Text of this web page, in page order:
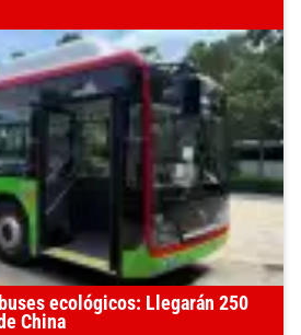
ecológicos: Llegarán 250
China